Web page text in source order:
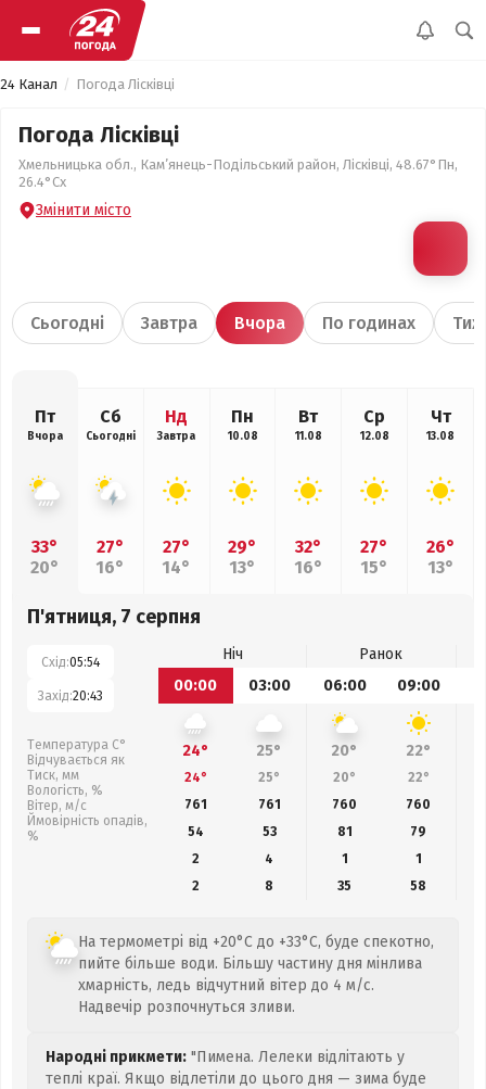
24 Канал Погода Лісківці
Погода Лісківці
Хмельницька обл., Кам’янець-Подільський район, Лісківці, 48.67°Пн,
26.4°Сх
Змінити місто
Сьогодні Завтра Вчора По годинах
Пт
Вчора
33°
20°
Сб
Сьогодні
27°
16°
Нд
Завтра
27°
14°
Пн
10.08
29°
13°
Вт
11.08
32°
16°
Ср
12.08
27°
15°
Чт
13.08
26°
13°
П'ятниця, 7 серпня
Схід:05:54
Захід:20:43
Температура С°
Відчувається як
Тиск, мм
Вологість, %
Вітер, м/с
Ймовірність опадів,
%
Ніч
Ранок
00:00
03:00 06:00 09:00
24° 25° 20° 22°
24° 25° 20° 22°
761
761 760 760
54
53 81 79
2
4 1
1
2
8 35 58
На термометрі від +20°C до +33°C, буде спекотно,
пийте більше води. Більшу частину дня мінлива
хмарність, ледь відчутний вітер до 4 м/с.
Надвечір розпочнуться зливи.
Народні прикмети: "Пимена. Лелеки відлітають у
теплі краї. Якщо відлетіли до цього дня — зима буде